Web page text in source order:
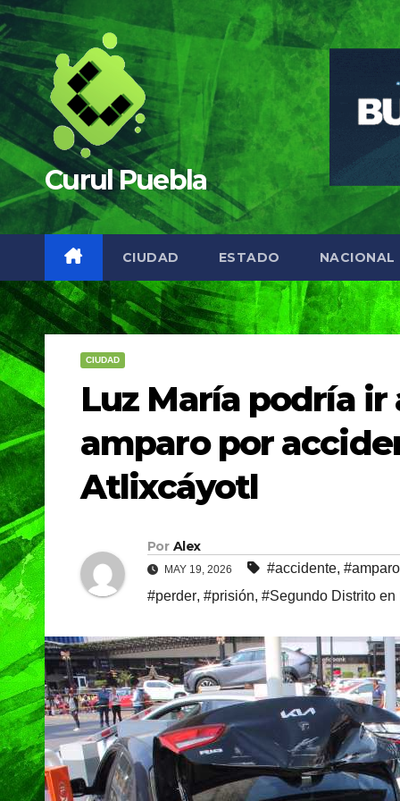
Saltar
al
contenido
Curul Puebla
CIUDAD ESTADO NACIONAL
CIUDAD
Luz María podría
amparo por
Atlixcáyotl
Por Alex
MAY 19, 2026 #accidente, #amparo
#perder, #prisión, #Segundo Distrito en